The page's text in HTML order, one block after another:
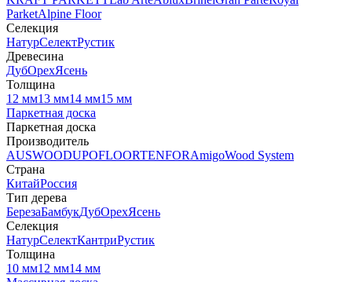
ParketAlpine Floor
Селекция
НатурСелектРустик
Древесина
ДубОрехЯсень
Толщина
12 мм13 мм14 мм15 мм
Паркетная доска
Паркетная доска
Производитель
AUSWOODUPOFLOORTENFORAmigoWood System
Страна
КитайРоссия
Тип дерева
БерезаБамбукДубОрехЯсень
Селекция
НатурСелектКантриРустик
Толщина
10 мм12 мм14 мм